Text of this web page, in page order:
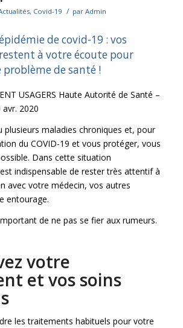
, Covid-19 / par Admin
de covid-19 : vos
à votre écoute pour
de santé !
USAGERS Haute Autorité de Santé –
2020
plusieurs maladies chroniques et, pour
du COVID-19 et vous protéger, vous
Dans cette situation
indispensable de rester très attentif à
avec votre médecin, vos autres
entourage.
de ne pas se fier aux rumeurs.
votre
et vos soins
les traitements habituels pour votre